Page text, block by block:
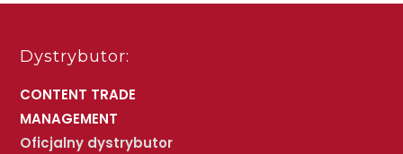
Dystrybutor:
CONTENT TRADE
MANAGEMENT
Oficjalny dystrybutor